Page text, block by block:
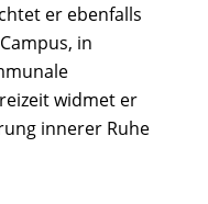
er ebenfalls
in
widmet er
innerer Ruhe